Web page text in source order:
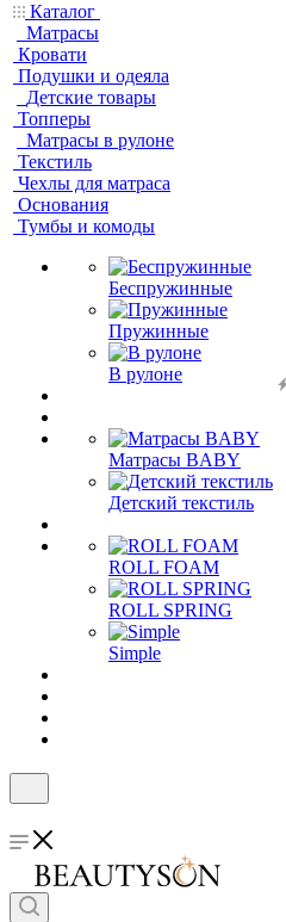
Каталог
Матрасы
Кровати
Подушки и одеяла
Детские товары
Топперы
Матрасы в рулоне
Текстиль
Чехлы для матраса
Основания
Тумбы и комоды
Беспружинные
Пружинные
В рулоне
Матрасы BABY
Детский текстиль
ROLL FOAM
ROLL SPRING
Simple